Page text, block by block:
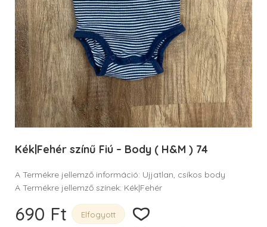
Kék|Fehér színű Fiú – Body ( H&M ) 74
A Termékre jellemző információ: Ujjatlan, csíkos body
A Termékre jellemző színek: Kék|Fehér
690 Ft Elfogyott